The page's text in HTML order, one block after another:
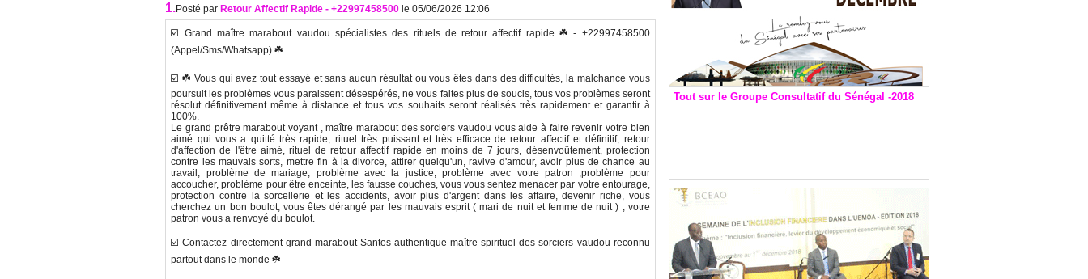
1.Posté par Retour Affectif Rapide - +22997458500 le 05/06/2026 12:06
☑️ Grand maître marabout vaudou spécialistes des rituels de retour affectif rapide ☘️ - +22997458500
(Appel/Sms/Whatsapp) ☘️
☑️ ☘️ Vous qui avez tout essayé et sans aucun résultat ou vous êtes dans des difficultés, la malchance vous
poursuit les problèmes vous paraissent désespérés, ne vous faites plus de soucis, tous vos problèmes seront
résolut définitivement même à distance et tous vos souhaits seront réalisés très rapidement et garantir à
100%.
Le grand prêtre marabout voyant , maître marabout des sorciers vaudou vous aide à faire revenir votre bien
aimé qui vous a quitté très rapide, rituel très puissant et très efficace de retour affectif et définitif, retour
d'affection de l'être aimé, rituel de retour affectif rapide en moins de 7 jours, désenvoûtement, protection
contre les mauvais sorts, mettre fin à la divorce, attirer quelqu'un, ravive d'amour, avoir plus de chance au
travail, problème de mariage, problème avec la justice, problème avec votre patron ,problème pour
accoucher, problème pour être enceinte, les fausse couches, vous vous sentez menacer par votre entourage,
protection contre la sorcellerie et les accidents, avoir plus d'argent dans les affaire, devenir riche, vous
cherchez un bon boulot, vous êtes dérangé par les mauvais esprit ( mari de nuit et femme de nuit ) , votre
patron vous a renvoyé du boulot.
☑️ Contactez directement grand marabout Santos authentique maître spirituel des sorciers vaudou reconnu
partout dans le monde ☘️
Tout sur le Groupe Consultatif du Sénégal -2018